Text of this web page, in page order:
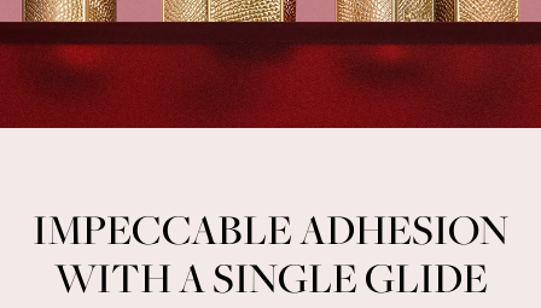
IMPECCABLE ADHESION
WITH A SINGLE GLIDE